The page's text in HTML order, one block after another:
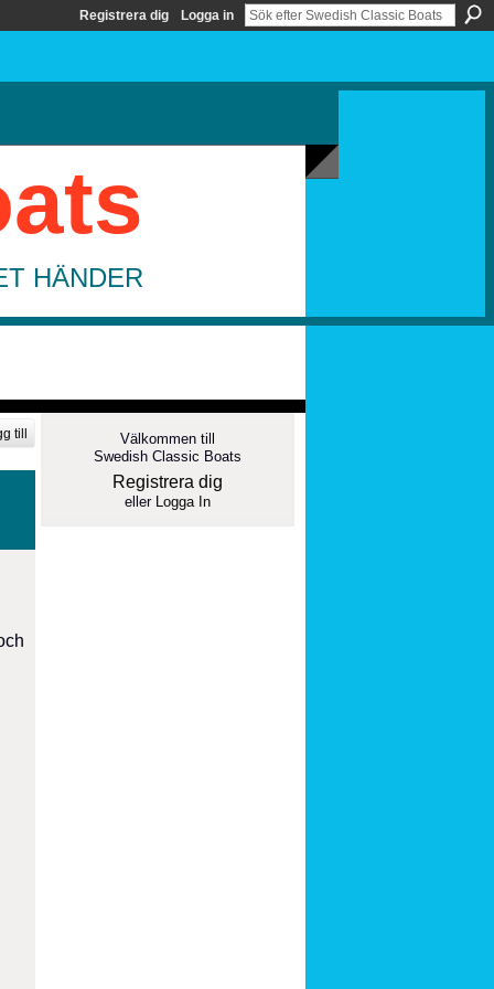
Registrera dig Logga in
HÄNDER
till
Välkommen till
Swedish Classic Boats
Registrera dig
eller Logga In